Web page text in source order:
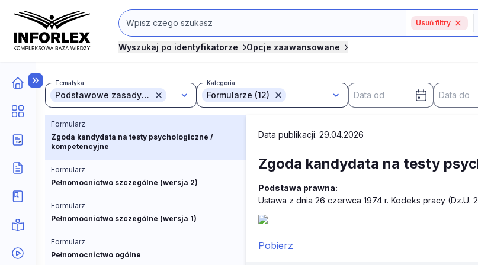
Usuń filtry
Wyszukaj po identyfikatorze Opcje zaawansowane
Tematyka
Podstawowe zasady prawa pracy (12)
Kategoria
Formularze (12)
Formularz
Zgoda kandydata na testy psychologiczne /
kompetencyjne
Formularz
Pełnomocnictwo szczególne (wersja 2)
Formularz
Pełnomocnictwo szczególne (wersja 1)
Formularz
Pełnomocnictwo ogólne
Data publikacji: 29.04.2026
Zgoda kandydata na testy
Podstawa prawna:
Ustawa z dnia 26 czerwca 1974 r. Kodeks pracy (Dz.U.
Pobierz